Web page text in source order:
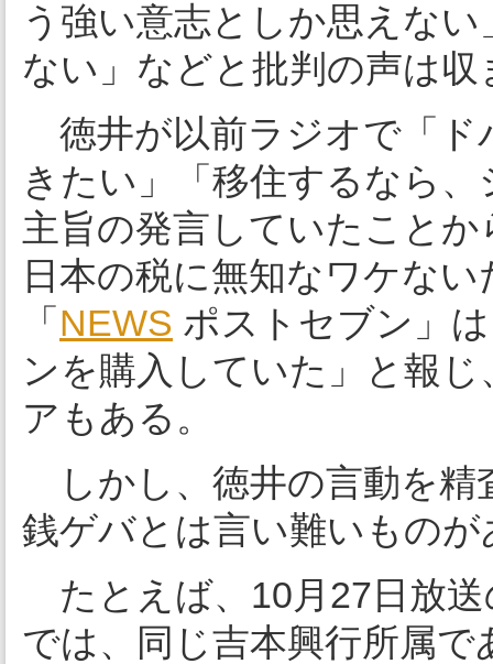
う強い意志としか思えな
ない」などと批判の声は
徳井が以前ラジオで「ド
きたい」「移住するなら
主旨の発言していたこと
日本の税に無知なワケな
「 NEWS ポストセブン」
ンを購入していた」と報
アもある。
しかし、徳井の言動を精
銭ゲバとは言い難いものが
たとえば、10月27日放
では、同じ吉本興行所属で